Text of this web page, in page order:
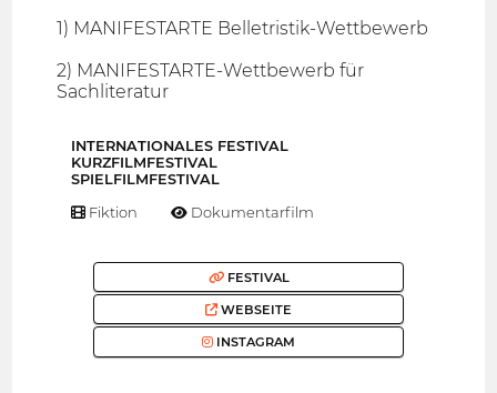
1) MANIFESTARTE Belletristik-Wettbewerb
2) MANIFESTARTE-Wettbewerb für
Sachliteratur
INTERNATIONALES FESTIVAL
KURZFILMFESTIVAL
SPIELFILMFESTIVAL
Fiktion Dokumentarfilm
FESTIVAL
WEBSEITE
INSTAGRAM